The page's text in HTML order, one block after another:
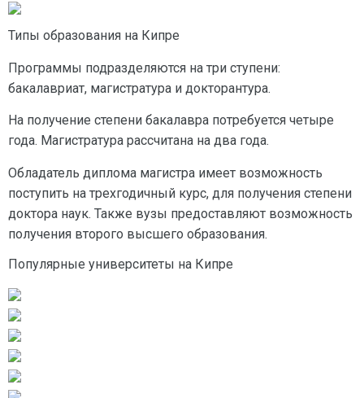
Типы образования на Кипре
Программы подразделяются на три ступени:
бакалавриат, магистратура и докторантура.
На получение степени бакалавра потребуется четыре
года. Магистратура рассчитана на два года.
Обладатель диплома магистра имеет возможность
поступить на трехгодичный курс, для получения степени
доктора наук. Также вузы предоставляют возможность
получения второго высшего образования.
Популярные университеты на Кипре